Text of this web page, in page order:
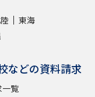
東海
などの資料請求
一覧